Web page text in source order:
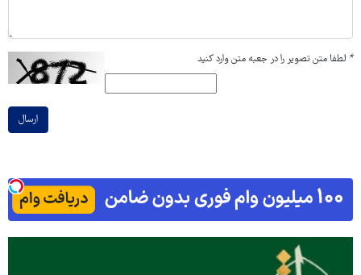
* لطفا متن تصویر را در جعبه متن وارد کنید
ارسال